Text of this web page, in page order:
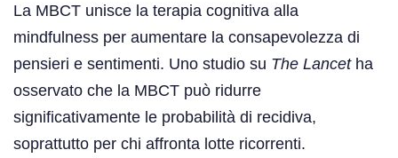
La MBCT unisce la terapia cognitiva alla
mindfulness per aumentare la consapevolezza di
pensieri e sentimenti. Uno studio su The Lancetha
osservato che la MBCT può ridurre
significativamente le probabilità di recidiva,
soprattutto per chi affronta lotte ricorrenti.